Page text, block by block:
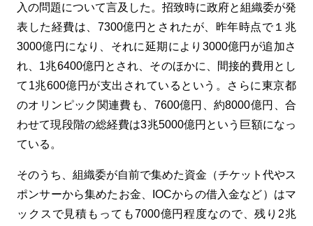
入の問題について言及した。招致時に政府と組織委が発
表した経費は、 7300億円とされたが、昨年時点で１兆
3000億円になり、それに延期により 3000億円が追加さ
れ、 1兆6400億円とされ、そのほかに、間接的費用とし
て 1兆600億円が支出されているという。さらに東京都
のオリンピック関連費も、 7600億円、約8000億円、合
わせて現段階の総経費は3兆5000億円という巨額になっ
ている。
そのうち、組織委が自前で集めた資金（チケット代やス
ポンサーから集めたお金、
IOCからの借入金など）はマ
ックスで見積もっても7000億円程度なので、残り 2兆